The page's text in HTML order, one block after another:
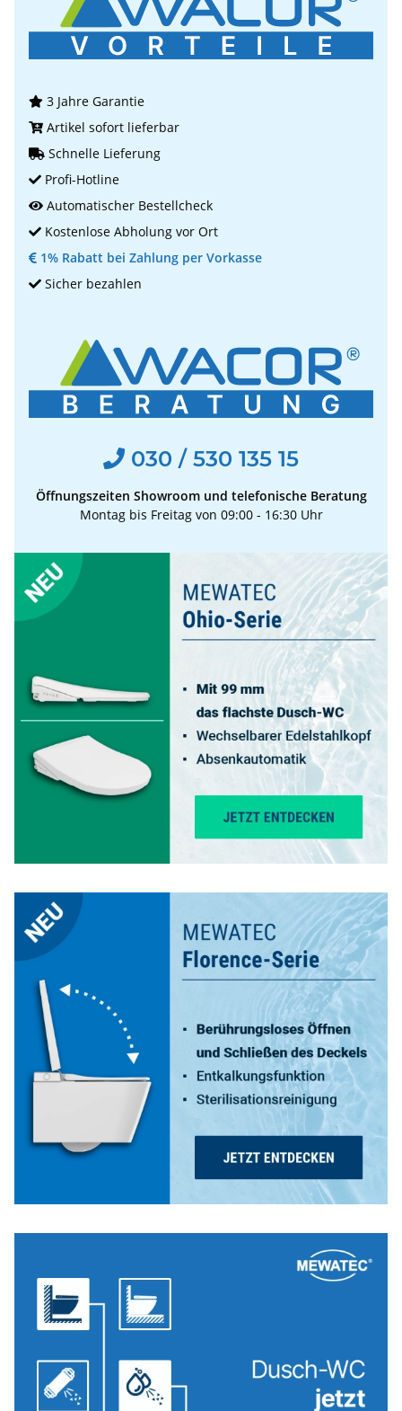
3 Jahre Garantie
Artikel sofort lieferbar
Schnelle Lieferung
Profi-Hotline
Automatischer Bestellcheck
Kostenlose Abholung vor Ort
1% Rabatt bei Zahlung per Vorkasse
Sicher bezahlen
030 / 530 135 15
Öffnungszeiten Showroom und telefonische Beratung
Montag bis Freitag von 09:00 - 16:30 Uhr